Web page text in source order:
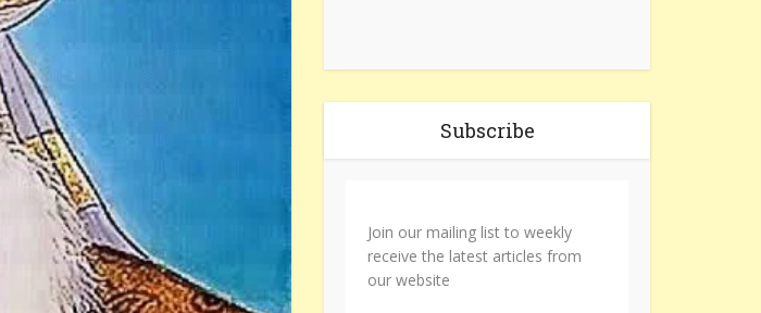
Subscribe
Join our mailing list to weekly
receive the latest articles from
our website